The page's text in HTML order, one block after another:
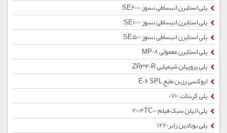
پلی استایرن انبساطی نسوز SE2000
پلی استایرن انبساطی نسوز SE1000
پلی استایرن انبساطی نسوز SE500
پلی استایرن معمولی MP08
پلی پروپیلن شیمیایی ZR340R
اپوکسی رزین مایع E06 SPL
پلی کربنات 0710
پلی اتیلن سبک فیلم 2004TC00
پلی بوتادین رابر1220